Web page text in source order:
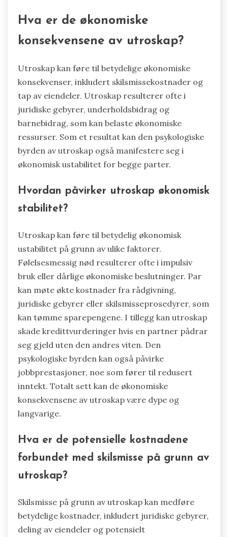
Hva er de økonomiske
konsekvensene av utroskap?
Utroskap kan føre til betydelige økonomiske
konsekvenser, inkludert skilsmissekostnader og
tap av eiendeler. Utroskap resulterer ofte i
juridiske gebyrer, underholdsbidrag og
barnebidrag, som kan belaste økonomiske
ressurser. Som et resultat kan den psykologiske
byrden av utroskap også manifestere seg i
økonomisk ustabilitet for begge parter.
Hvordan påvirker utroskap økonomisk
stabilitet?
Utroskap kan føre til betydelig økonomisk
ustabilitet på grunn av ulike faktorer.
Følelsesmessig nød resulterer ofte i impulsiv
bruk eller dårlige økonomiske beslutninger. Par
kan møte økte kostnader fra rådgivning,
juridiske gebyrer eller skilsmisseprosedyrer, som
kan tømme sparepengene. I tillegg kan utroskap
skade kredittvurderinger hvis en partner pådrar
seg gjeld uten den andres viten. Den
psykologiske byrden kan også påvirke
jobbprestasjoner, noe som fører til redusert
inntekt. Totalt sett kan de økonomiske
konsekvensene av utroskap være dype og
langvarige.
Hva er de potensielle kostnadene
forbundet med skilsmisse på grunn av
utroskap?
Skilsmisse på grunn av utroskap kan medføre
betydelige kostnader, inkludert juridiske gebyrer,
deling av eiendeler og potensielt